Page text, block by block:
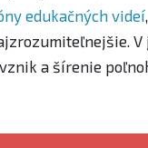
edukačných videí
a šírenie